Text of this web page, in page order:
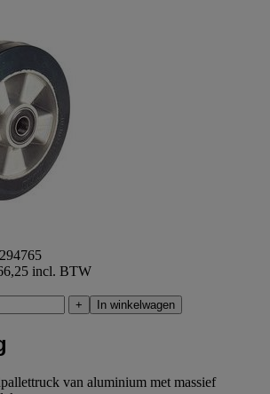
incl. BTW
+ In winkelwagen
van aluminium met massief